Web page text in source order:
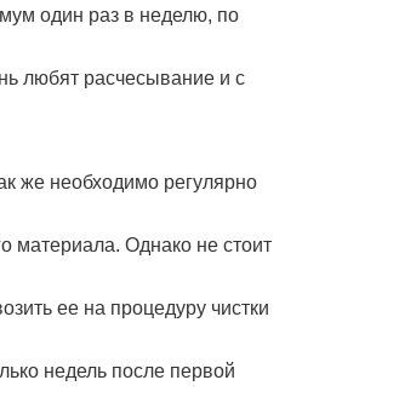
один раз в неделю, по
любят расчесывание и с
же необходимо регулярно
материала. Однако не стоит
ее на процедуру чистки
недель после первой